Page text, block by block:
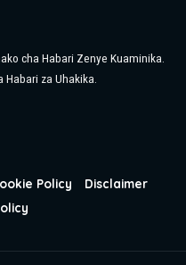
cha Habari Zenye Kuaminika.
Habari za Uhakika.
Policy
Disclaimer